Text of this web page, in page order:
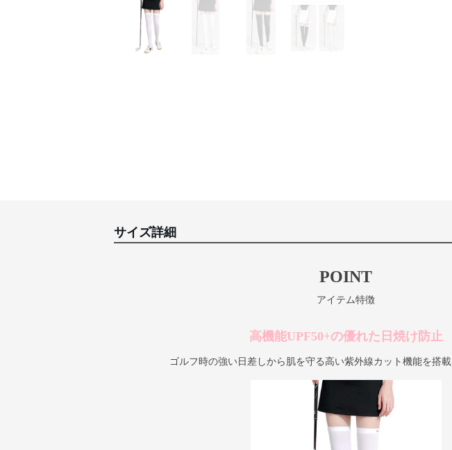
サイズ詳細
POINT
アイテム特徴
高機能UPF50+の優れた日焼け防止
ゴルフ時の強い日差しから肌を守る高い紫外線カット機能を搭載